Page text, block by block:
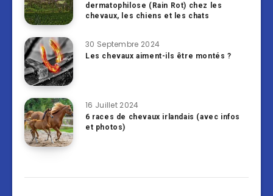
dermatophilose (Rain Rot) chez les
chevaux, les chiens et les chats
30 Septembre 2024
Les chevaux aiment-ils être montés ?
16 Juillet 2024
6 races de chevaux irlandais (avec infos
et photos)